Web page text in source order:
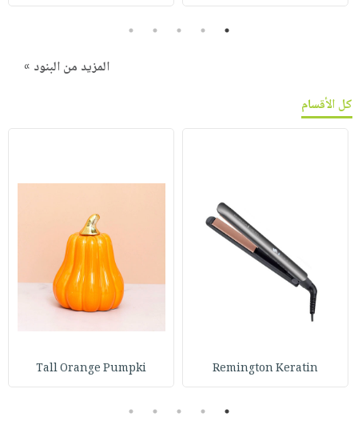
1
2
3
4
5
المزيد من البنود »
كل الأقسام
Remington Keratin
Tall Orange Pumpki
1
2
3
4
5